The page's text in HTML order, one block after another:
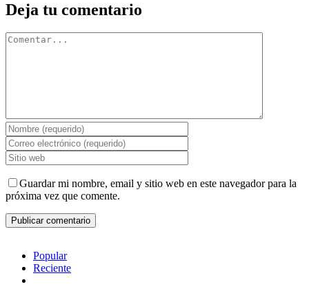
Deja tu comentario
Comentar
Guardar mi nombre, email y sitio web en este navegador para la
próxima vez que comente.
Popular
Reciente